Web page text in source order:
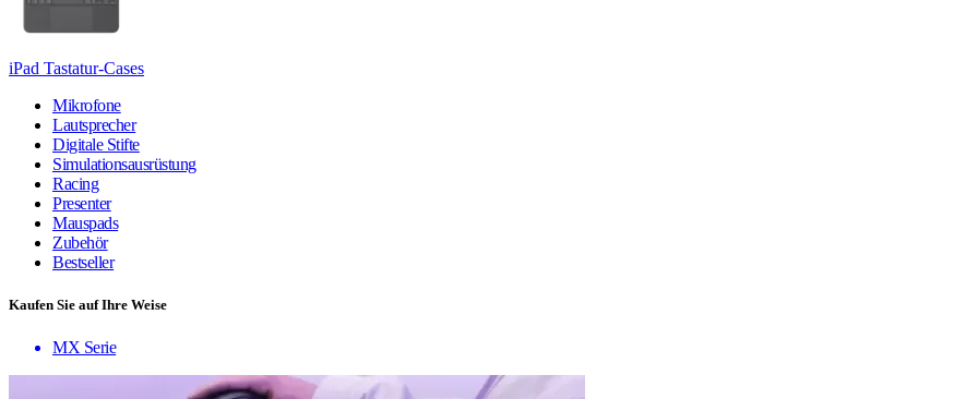
iPad Tastatur-Cases
Mikrofone
Lautsprecher
Digitale Stifte
Simulationsausrüstung
Racing
Presenter
Mauspads
Zubehör
Bestseller
Kaufen Sie auf Ihre Weise
MX Serie